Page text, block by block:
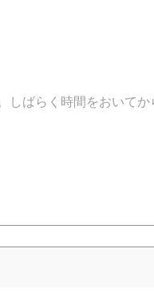
しばらく時間をおいてか